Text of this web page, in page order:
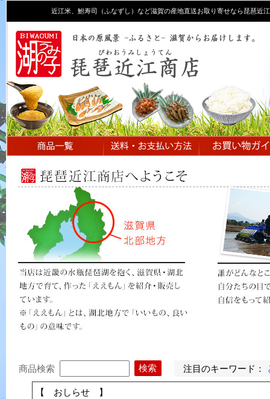
近江米、鮒寿司（ふなずし）など滋賀の産地直送お取り寄せなら琵琶近
商品検索 注目のキーワード：
【 おしらせ 】